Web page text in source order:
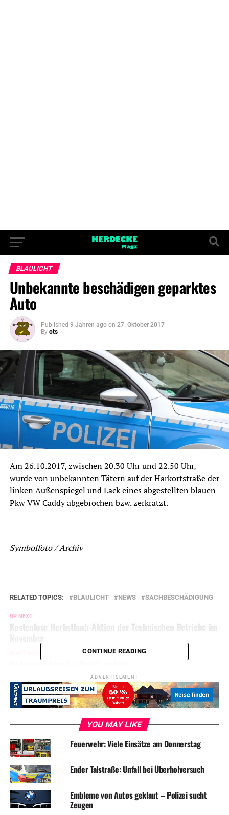
BLAULICHT
Unbekannte beschädigen geparktes
Auto
Published 9 Jahren ago on 27. Oktober 2017
By ots
Am 26.10.2017, zwischen 20.30 Uhr und 22.50 Uhr,
wurde von unbekannten Tätern auf der Harkortstraße der
linken Außenspiegel und Lack eines abgestellten blauen
Pkw VW Caddy abgebrochen bzw. zerkratzt.
Symbolfoto / Archiv
RELATED TOPICS: BLAULICHT NEWS SACHBESCHÄDIGUNG
UP NEXT
Kostenlose Herbstlaub-Aktion der Technischen Betriebe im
Motorradfahrer bei Unfall verletzt
CONTINUE READING
ADVERTISEMENT
YOU MAY LIKE
Feuerwehr: Viele Einsätze am Donnerstag
Ender Talstraße: Unfall bei Überholversuch
Embleme von Autos geklaut – Polizei sucht
Zeugen